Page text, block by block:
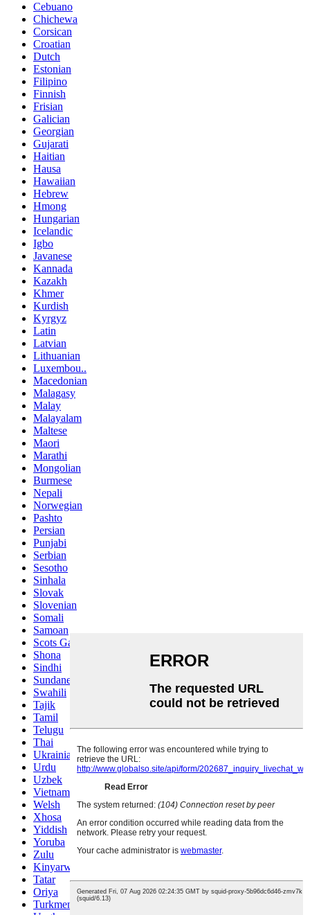
Cebuano
Chichewa
Corsican
Croatian
Dutch
Estonian
Filipino
Finnish
Frisian
Galician
Georgian
Gujarati
Haitian
Hausa
Hawaiian
Hebrew
Hmong
Hungarian
Icelandic
Igbo
Javanese
Kannada
Kazakh
Khmer
Kurdish
Kyrgyz
Latin
Latvian
Lithuanian
Luxembou..
Macedonian
Malagasy
Malay
Malayalam
Maltese
Maori
Marathi
Mongolian
Burmese
Nepali
Norwegian
Pashto
Persian
Punjabi
Serbian
Sesotho
Sinhala
Slovak
Slovenian
Somali
Samoan
Scots Gaelic
Shona
Sindhi
Sundanese
Swahili
Tajik
Tamil
Telugu
Thai
Ukrainian
Urdu
Uzbek
Vietnamese
Welsh
Xhosa
Yiddish
Yoruba
Zulu
Kinyarwanda
Tatar
Oriya
Turkmen